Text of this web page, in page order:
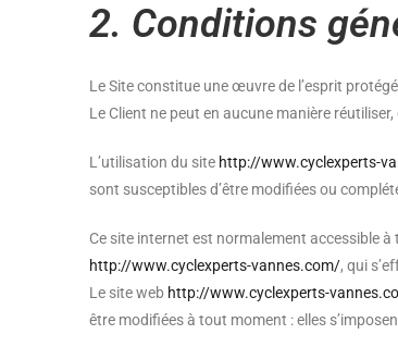
2. Conditions
Le Site constitue une œuvre de l’esprit
Le Client ne peut en aucune manière
L’utilisation du site http://www.cyclexperts-
sont susceptibles d’être modifiées ou
Ce site internet est normalement accessible
http://www.cyclexperts-vannes.com/, qui
Le site web http://www.cyclexperts-
être modifiées à tout moment : elles